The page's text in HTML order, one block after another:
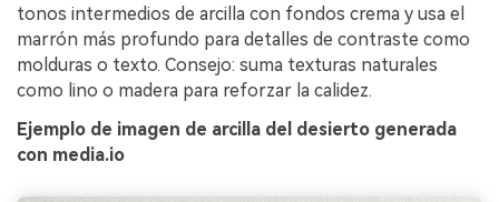
tonos intermedios de arcilla con fondos crema y usa el
marrón más profundo para detalles de contraste como
molduras o texto. Consejo: suma texturas naturales
como lino o madera para reforzar la calidez.
Ejemplo de imagen de arcilla del desierto generada
con media.io